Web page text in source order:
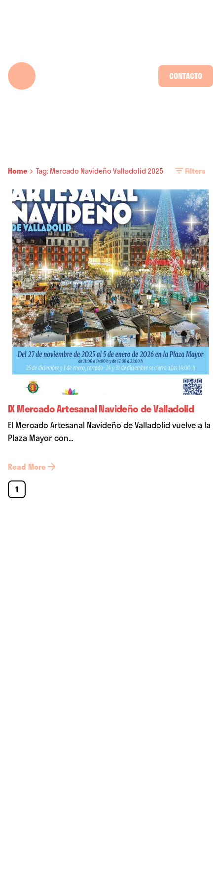
CONTACTO
Home Tag: Mercado Navideño Valladolid 2025 Filters
IX Mercado Artesanal Navideño de Valladolid
El Mercado Artesanal Navideño de Valladolid vuelve a la
Plaza Mayor con...
Read More
1